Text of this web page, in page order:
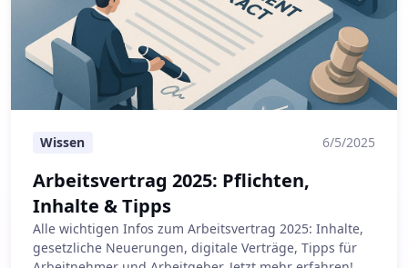
Wissen 6/5/2025
Arbeitsvertrag 2025: Pflichten,
Inhalte & Tipps
Alle wichtigen Infos zum Arbeitsvertrag 2025: Inhalte,
gesetzliche Neuerungen, digitale Verträge, Tipps für